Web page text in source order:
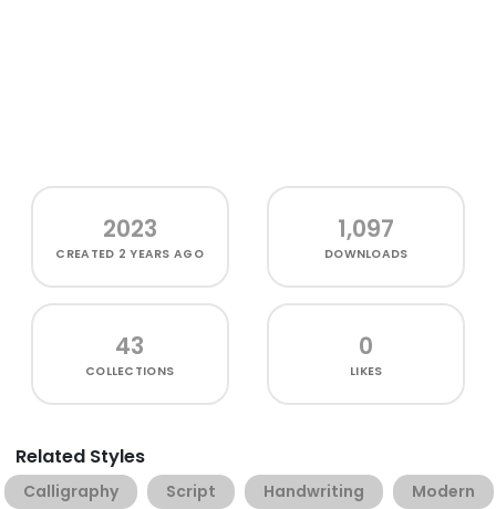
2023
CREATED 2 YEARS AGO
1,097
DOWNLOADS
43
COLLECTIONS
0
LIKES
Related Styles
Calligraphy Script Handwriting Modern